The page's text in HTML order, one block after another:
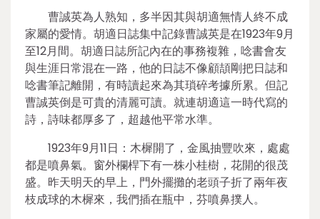
曹誠英為人熟知，多半因其與胡適無情人終不成
家屬的愛情。胡適日誌集中記錄曹誠英是在1923年9月
至12月間。胡適日誌所記內在的事務複雜，唸書會友
與生涯日常混在一路，他的日誌不像顧頡剛把日誌和
唸書筆記離開，有時讀起來為其瑣碎考據所累。但記
曹誠英倒是可貴的清麗可讀。就連胡適這一時代寫的
詩，詩味都厚多了，超越他平常水準。
1923年9月11日：木樨開了，金風抽豐吹來，處處
都是噴鼻氣。窗外欄桿下有一株小桂樹，花開的很茂
盛。昨天明天的早上，門外擺攤的老頭子折了兩年夜
枝成球的木樨來，我們插在瓶中，芬噴鼻撲人。